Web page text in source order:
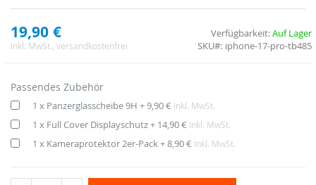
19,90 €
Inkl. MwSt. , versandkostenfrei
Verfügbarkeit:Auf Lager
SKU
iphone-17-pro-tb485
Passendes Zubehör
1 x Panzerglasscheibe 9H +9,90 € Inkl. MwSt.
1 x Full Cover Displayschutz+ 14,90 € Inkl. MwSt.
1 x Kameraprotektor 2er-Pack +8,90 € Inkl. MwSt.